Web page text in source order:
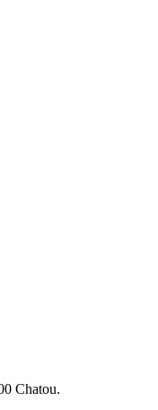
Chatou.